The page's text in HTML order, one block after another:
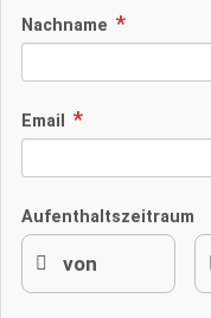
Nachname
Email
Aufenthaltszeitraum